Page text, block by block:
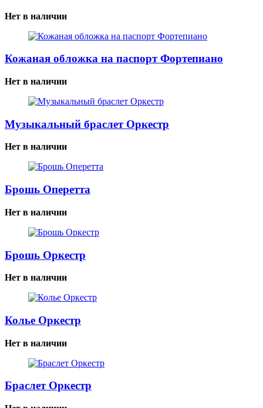
Нет в наличии
Кожаная обложка на паспорт Фортепиано
Нет в наличии
Музыкальный браслет Оркестр
Нет в наличии
Брошь Оперетта
Нет в наличии
Брошь Оркестр
Нет в наличии
Колье Оркестр
Нет в наличии
Браслет Оркестр